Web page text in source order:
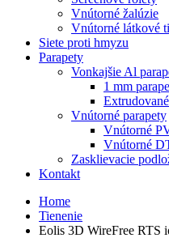
Vnútorné žalúzie
Vnútorné látkové
Siete proti hmyzu
Parapety
Vonkajšie Al
1 mm
Vnútorné parapety
Vnútorné
Vnútorné
Zasklievacie
Kontakt
Home
Tienenie
Eolis 3D WireFree RTS